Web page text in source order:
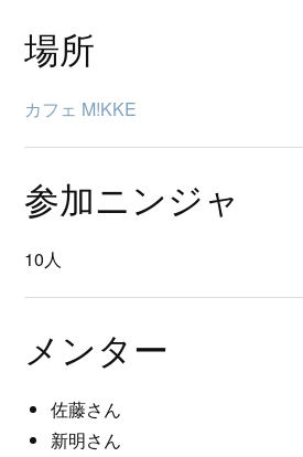
場所
カフェ M!KKE
参加ニンジャ
10人
メンター
佐藤さん
新明さん